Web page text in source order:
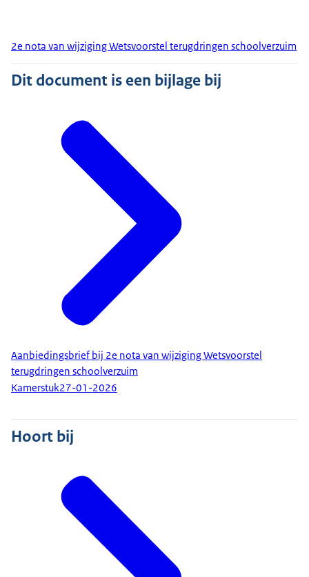
2e nota van wijziging Wetsvoorstel terugdringen schoolverzuim
Dit document is een bijlage bij
Aanbiedingsbrief bij 2e nota van wijziging Wetsvoorstel
terugdringen schoolverzuim
Kamerstuk27-01-2026
Hoort bij